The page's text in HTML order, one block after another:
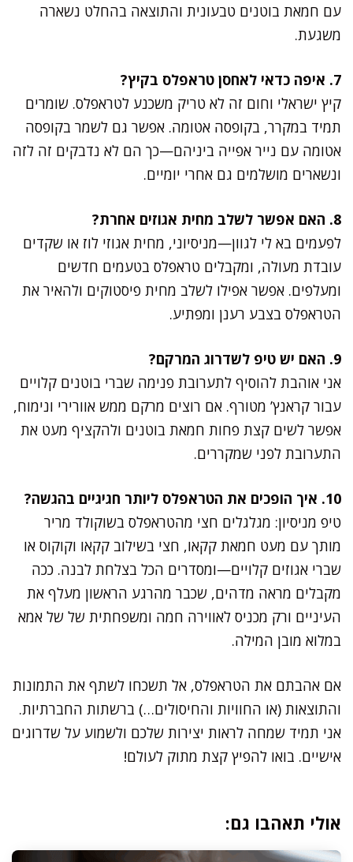
עם חמאת בוטנים טבעונית והתוצאה בהחלט נשארה
משגעת.
7. איפה כדאי לאחסן טראפלס בקיץ?
קיץ ישראלי וחום זה לא טריק משכנע לטראפלס. שומרים
תמיד במקרר, בקופסה אטומה. אפשר גם לשמר בקופסה
אטומה עם נייר אפייה ביניהם—כך הם לא נדבקים זה לזה
ונשארים מושלמים גם אחרי יומיים.
8. האם אפשר לשלב מחית אגוזים אחרת?
לפעמים בא לי לגוון—מניסיוני, מחית אגוזי לוז או שקדים
עובדת מעולה, ומקבלים טראפלס בטעמים חדשים
ומעלפים. אפשר אפילו לשלב מחית פיסטוקים ולהאיר את
הטראפלס בצבע רענן ומפתיע.
9. האם יש טיפ לשדרוג המרקם?
אני אוהבת להוסיף לתערובת פנימה שברי בוטנים קלויים
עבור קראנץ’ מטורף. אם רוצים מרקם ממש אוורירי ונימוח,
אפשר לשים קצת פחות חמאת בוטנים ולהקציף מעט את
התערובת לפני שמקררים.
10. איך הופכים את הטראפלס ליותר חגיגיים בהגשה?
טיפ מניסיון: מגלגלים חצי מהטראפלס בשוקולד מריר
מותך עם מעט חמאת קקאו, חצי בשילוב קקאו וקוקוס או
שברי אגוזים קלויים—ומסדרים הכל בצלחת לבנה. ככה
מקבלים מראה מדהים, שכבר מהרגע הראשון מעלף את
העיניים ורק מכניס לאווירה חמה ומשפחתית של של אמא
במלוא מובן המילה.
אם אהבתם את הטראפלס, אל תשכחו לשתף את התמונות
והתוצאות (או החוויות והחיסולים…) ברשתות החברתיות.
אני תמיד שמחה לראות יצירות שלכם ולשמוע על שדרוגים
אישיים. בואו להפיץ קצת מתוק לעולם!
אולי תאהבו גם: